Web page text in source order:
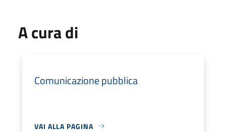
A cura di
Comunicazione pubblica
VAI ALLA PAGINA